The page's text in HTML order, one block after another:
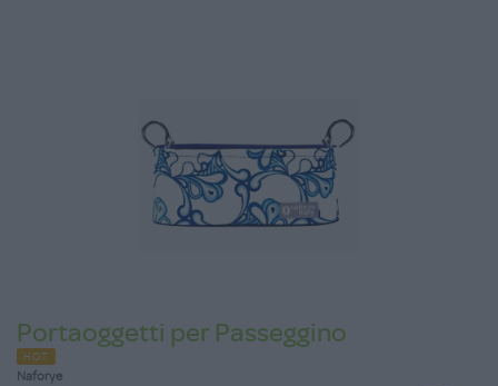
Portaoggetti per Passeggino
HOT
Naforye